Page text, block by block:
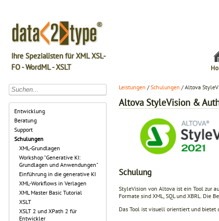
Ihre Spezialisten für XML XSL-
FO - WordML - XSLT
Entwicklung
Beratung
Support
Schulungen
XML-Grundlagen
Workshop "Generative KI:
Grundlagen und Anwendungen"
Einführung in die generative KI
XML-Workflows in Verlagen
XML Master Basic Tutorial
XSLT
XSLT 2 und XPath 2 für
Entwickler
Leistungen /Schulungen / Altova
Altova StyleVision &
Schulung
StyleVision von Altova ist ein Tool zur
Formate sind XML, SQL und XBRL. Die
Das Tool ist visuell orientiert und